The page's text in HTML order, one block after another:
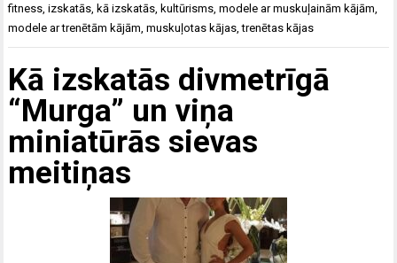
fitness ,izskatās ,kā izskatās ,kultūrisms ,modele ar muskuļainām kājām
modele ar trenētām kājām ,muskuļotas kājas ,trenētas kājas
Kā izskatās divmetrīgā
“Murga” un viņa
miniatūrās sievas
meitiņas